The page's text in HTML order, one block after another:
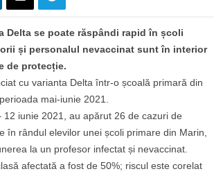
Delta se poate răspândi rapid în școli
și personalul nevaccinat sunt în interior
de protecție.
cu varianta Delta într-o școală primară din
mai-iunie 2021.
12 iunie 2021, au apărut 26 de cazuri de
în rândul elevilor unei școli primare din Marin,
la un profesor infectat și nevaccinat.
afectată a fost de 50%; riscul este corelat